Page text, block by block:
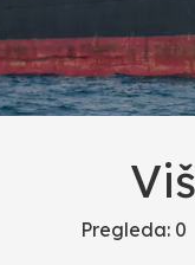
Pregleda: 0